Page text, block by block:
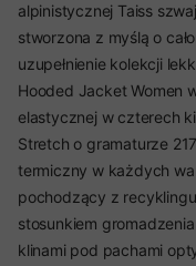
alpinistycznej Taiss
stworzona z myślą o
uzupełnienie kolekcji
Hooded Jacket Women
elastycznej w czterech
Stretch o gramaturze
termiczny w każdych
pochodzący z
stosunkiem
klinami pod pachami